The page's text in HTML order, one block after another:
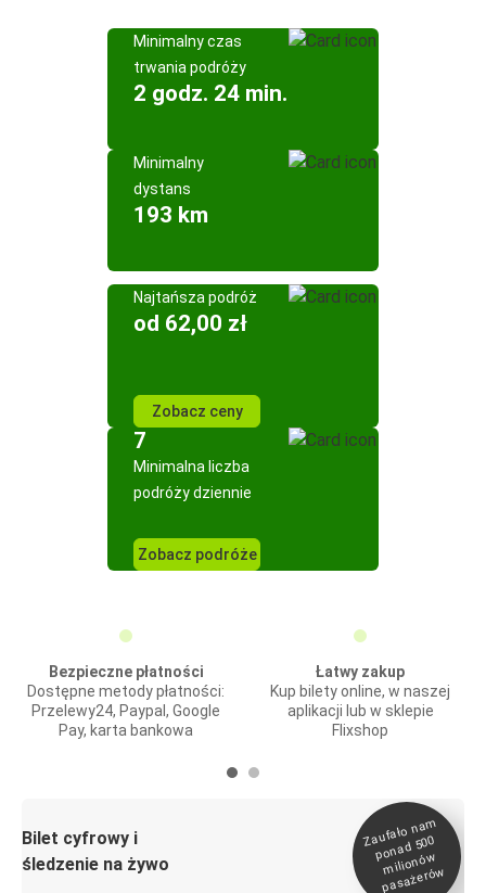
Minimalny czas
trwania podróży
2 godz. 24 min.
Minimalny
dystans
193 km
Najtańsza podróż
od 62,00 zł
Zobacz ceny
7
Minimalna liczba
podróży dziennie
Zobacz podróże
Bezpieczne płatności
Dostępne metody płatności:
Przelewy24, Paypal, Google
Pay, karta bankowa
Łatwy zakup
Kup bilety online, w naszej
aplikacji lub w sklepie
Flixshop
Bilet cyfrowy i
śledzenie na żywo
Zaufało na
m
ponad 500
milionó
w
pasażeró
w